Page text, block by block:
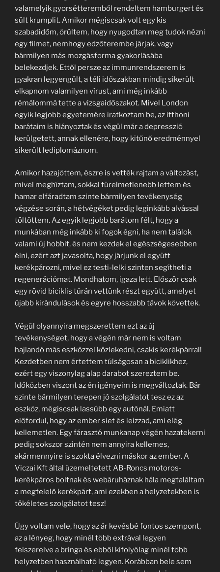
valamelyik gyorsétteremből rendeltem hamburgert és
sült krumplit. Amikor mégiscsak volt egy kis
szabadidőm, örültem, hogy nyugodtan meg tudok nézni
egy filmet, nemhogy edzőterembe járjak, vagy
bármilyen más mozgásforma gyakorlásába
belekezdjek. Ettől persze az immunrendszerem is
gyakran legyengült, a téli időszakban mindig sikerült
elkapnom valamilyen vírust, ami még inkább
rémálommá tette a vizsgaidőszakot. Mivel London
egyik legjobb egyetemére iratkoztam be, az itthoni
barátaim is hiányoztak és végül már a depresszió
kerülgetett, annak ellenére, hogy kitűnő eredménnyel
sikerült lediplomáznom.
Amikor hazajöttem, észre is vették rajtam a változást,
mivel meghíztam, sokkal türelmetlenebb lettem és
hamar elfáradtam szinte bármilyen tevékenység
végzése során, a hétvégéket pedig leginkább alvással
töltöttem. Az egyik legjobb barátom félt, hogy a
munkában még inkább ki fogok égni, ha nem találok
valami új hobbit, és nem kezdek el egészségesebben
élni, ezért azt javasolta, hogy járjunk el együtt
kerékpározni, mivel ez testi-lelki szinten segítheti a
regenerációmat. Mondhatom, igaza lett. Először csak
egy rövid biciklis túrán vettünk részt együtt, amelyet
újabb kirándulások és egyre hosszabb távok követtek.
Végül olyannyira megszerettem ezt az új
tevékenységet, hogy a végén már nem is voltam
hajlandó más eszközzel közlekedni, csakis kerékpárral!
Kezdetben nem értettem túlságosan a biciklikhez,
ezért egy viszonylag alap darabot szereztem be.
Időközben viszont az én igényeim is megváltoztak. Bár
szinte bármilyen terepen jó szolgálatot tesz ez az
eszköz, mégiscsak lassúbb egy autónál. Emiatt
előfordul, hogy az ember siet és leizzad, ami elég
kellemetlen. Egy fárasztó munkanap végén hazatekerni
pedig sokszor szintén nem annyira kellemes,
akármennyire is szokta élvezni máskor az ember. A
Viczai Kft által üzemeltetett AB-Roncs motoros-
kerékpáros boltnak és webáruháznak hála megtaláltam
a megfelelő kerékpárt, ami ezekben a helyzetekben is
tökéletes szolgálatot tesz!
Úgy voltam vele, hogy az ár kevésbé fontos szempont,
az a lényeg, hogy minél több extrával legyen
felszerelve a bringa és ebből kifolyólag minél több
helyzetben használható legyen. Korábban bele sem